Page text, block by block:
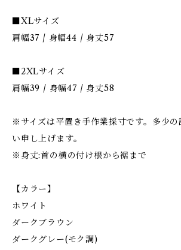
■XLサイズ
肩幅37 / 身幅44 / 身丈57
■2XLサイズ
肩幅39 / 身幅47 / 身丈58
※サイズは平置き手作業採寸です。多少
い申し上げます。
※身丈:首の横の付け根から裾まで
【カラー】
ホワイト
ダークブラウン
ダークグレー(モク調)